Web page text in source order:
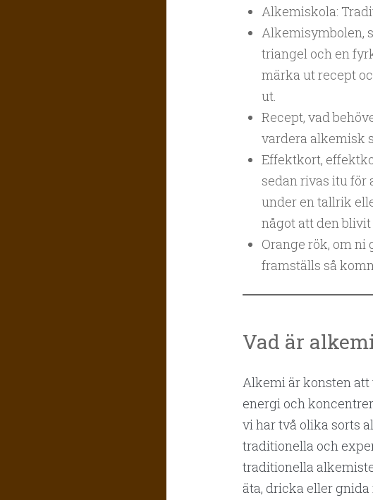
Alkemiskola:
Alkemisymbolen,
triangel och en
märka ut recept
ut.
Recept, vad
vardera alkemisk
Effektkort,
sedan rivas itu för
under en tallrik
något att den
Orange rök, om
framställs så
Vad är
Alkemi är konsten
energi och
vi har två olika sorts
traditionella och
traditionella
äta, dricka eller